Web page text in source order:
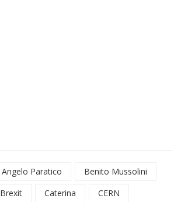
Angelo Paratico
Benito Mussolini
Brexit Caterina
CERN